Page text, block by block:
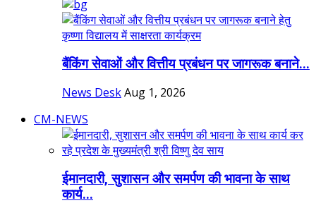
बैंकिंग सेवाओं और वित्तीय प्रबंधन पर जागरूक बनाने...
News DeskAug 1, 2026
CM-NEWS
ईमानदारी, सुशासन और समर्पण की भावना के साथ
कार्य...